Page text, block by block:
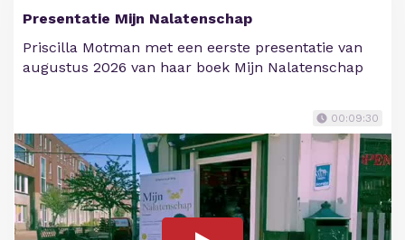
Presentatie Mijn Nalatenschap
Priscilla Motman met een eerste presentatie van
augustus 2026 van haar boek Mijn Nalatenschap
00:09:30